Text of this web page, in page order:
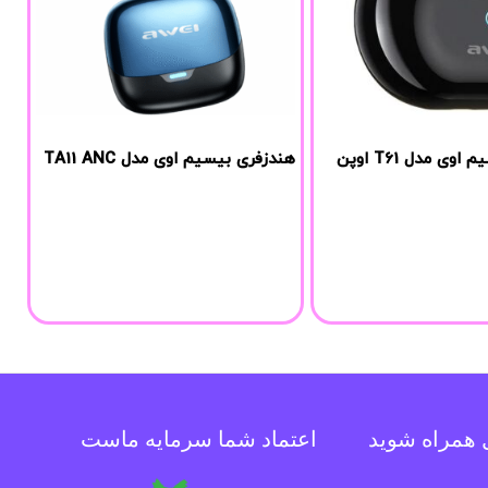
هندزفری بیسیم اوی مدل T61 اوپن
هندزفری بیسیم اوی مدل TA11 ANC
همراه شوید اعتماد شما سرمایه ماست